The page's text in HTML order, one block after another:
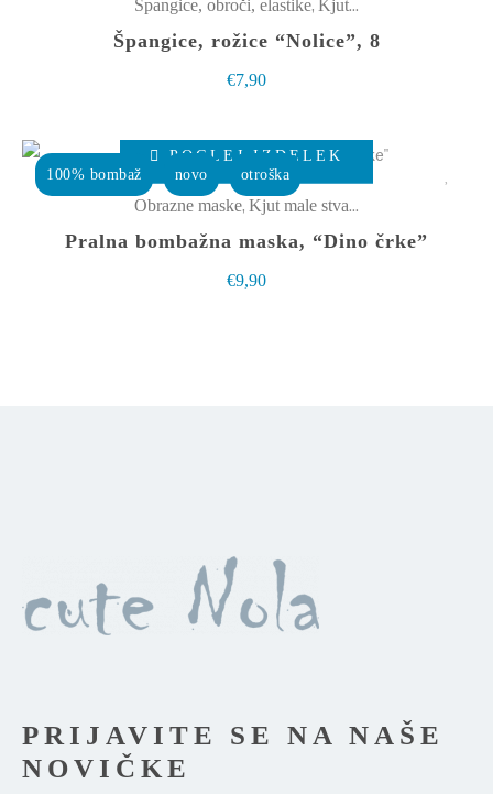
izdelka
Špangice, obroči, elastike, Kjut male stvarce
Špangice, rožice “Nolice”, 8
€7,90
100% bombaž novo otroška
POGLEJ IZDELEK
Ta
več
Obrazne maske, Kjut male stvarce
Pralna bombažna maska, “Dino črke”
€9,90
PRIJAVITE SE NA NAŠE
NOVIČKE